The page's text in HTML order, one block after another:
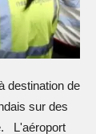
destination de
sur des
L'aéroport